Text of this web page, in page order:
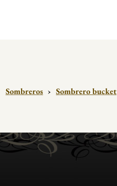
Sombreros › Sombrero bucket